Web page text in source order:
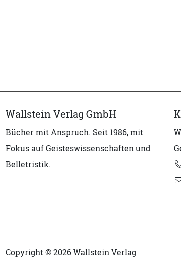
Wallstein Verlag GmbH
Bücher mit Anspruch. Seit 1986, mit
Fokus auf Geisteswissenschaften und
Belletristik.
Copyright © 2026 Wallstein Verlag